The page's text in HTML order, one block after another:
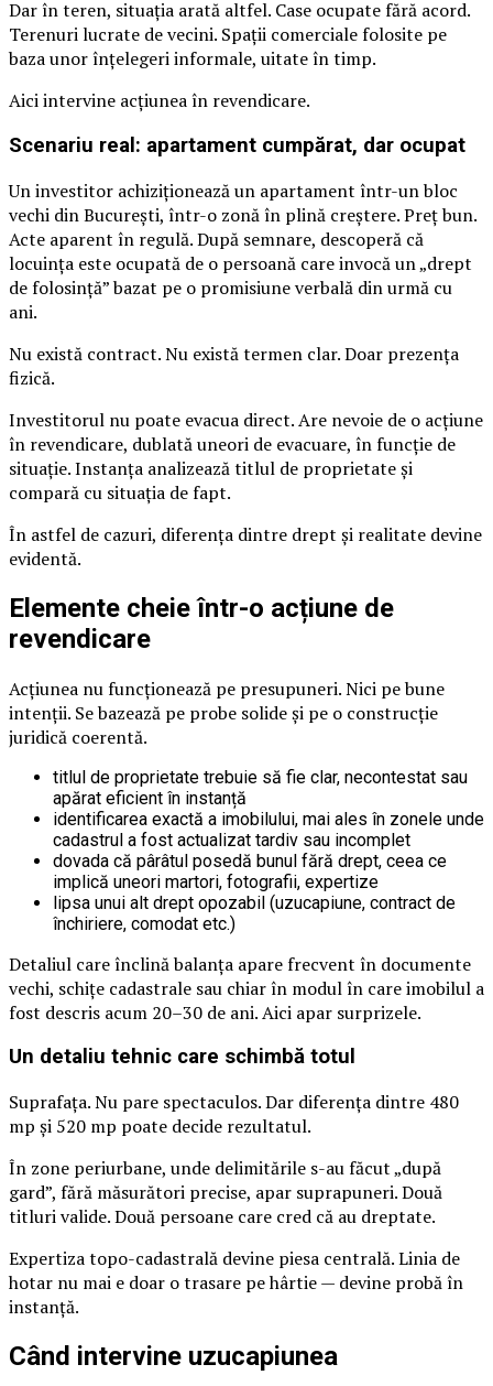
Dar în teren, situația arată altfel. Case ocupate fără acord.
Terenuri lucrate de vecini. Spații comerciale folosite pe
baza unor înțelegeri informale, uitate în timp.
Aici intervine acțiunea în revendicare.
Scenariu real: apartament cumpărat, dar ocupat
Un investitor achiziționează un apartament într-un bloc
vechi din București, într-o zonă în plină creștere. Preț bun.
Acte aparent în regulă. După semnare, descoperă că
locuința este ocupată de o persoană care invocă un „drept
de folosință” bazat pe o promisiune verbală din urmă cu
ani.
Nu există contract. Nu există termen clar. Doar prezența
fizică.
Investitorul nu poate evacua direct. Are nevoie de o acțiune
în revendicare, dublată uneori de evacuare, în funcție de
situație. Instanța analizează titlul de proprietate și
compară cu situația de fapt.
În astfel de cazuri, diferența dintre drept și realitate devine
evidentă.
Elemente cheie într-o acțiune de
revendicare
Acțiunea nu funcționează pe presupuneri. Nici pe bune
intenții. Se bazează pe probe solide și pe o construcție
juridică coerentă.
titlul de proprietate trebuie să fie clar, necontestat sau
apărat eficient în instanță
identificarea exactă a imobilului, mai ales în zonele unde
cadastrul a fost actualizat tardiv sau incomplet
dovada că pârâtul posedă bunul fără drept, ceea ce
implică uneori martori, fotografii, expertize
lipsa unui alt drept opozabil (uzucapiune, contract de
închiriere, comodat etc.)
Detaliul care înclină balanța apare frecvent în documente
vechi, schițe cadastrale sau chiar în modul în care imobilul a
fost descris acum 20–30 de ani. Aici apar surprizele.
Un detaliu tehnic care schimbă totul
Suprafața. Nu pare spectaculos. Dar diferența dintre 480
mp și 520 mp poate decide rezultatul.
În zone periurbane, unde delimitările s-au făcut „după
gard”, fără măsurători precise, apar suprapuneri. Două
titluri valide. Două persoane care cred că au dreptate.
Expertiza topo-cadastrală devine piesa centrală. Linia de
hotar nu mai e doar o trasare pe hârtie — devine probă în
instanță.
Când intervine uzucapiunea